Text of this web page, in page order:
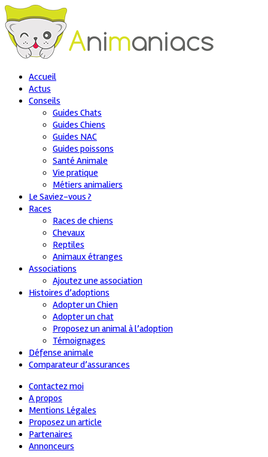
Accueil
Actus
Conseils
Guides Chats
Guides Chiens
Guides NAC
Guides poissons
Santé Animale
Vie pratique
Métiers animaliers
Le Saviez-vous ?
Races
Races de chiens
Chevaux
Reptiles
Animaux étranges
Associations
Ajoutez une association
Histoires d’adoptions
Adopter un Chien
Adopter un chat
Proposez un animal à l’adoption
Témoignages
Défense animale
Comparateur d’assurances
Contactez moi
A propos
Mentions Légales
Proposez un article
Partenaires
Annonceurs